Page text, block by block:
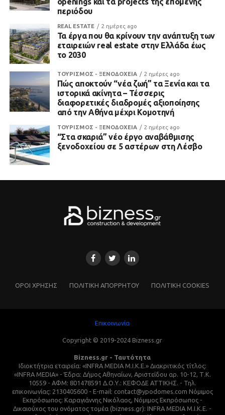
περιόδου
REAL ESTATE 2 ημέρες ago
Τα έργα που θα κρίνουν την ανάπτυξη των
εταιρειών real estate στην Ελλάδα έως
το 2030
ΤΟΥΡΙΣΜΟΣ - ΞΕΝΟΔΟΧΕΙΑ 2 ημέρες ago
Πώς αποκτούν “νέα ζωή” τα Ξενία και τα
ιστορικά ακίνητα – Τέσσερις
διαφορετικές διαδρομές αξιοποίησης
από την Αθήνα μέχρι Κομοτηνή
ΤΟΥΡΙΣΜΟΣ - ΞΕΝΟΔΟΧΕΙΑ 2 ημέρες ago
“Στα σκαριά” νέο έργο αναβάθμισης
ξενοδοχείου σε 5 αστέρων στη Λέσβο
ΌΡΟΙ ΧΡΗΣΗΣ ΠΟΛΙΤΙΚΗ ΑΠΟΡΡΗΤΟΥ ΠΟΛΙΤΙΚΗ COOKIES
Επικοινωνία
Copyright © 2019-2024 Bizness.gr
Bizness.gr - Ταυτότητα
Ιδιοκτήτρια εταιρεία: «INFRA MEDIA M.I.K.E.» Διακριτικός τίτλος:
«INFRA MEDIA» - Έδρα: Δήμος Αθηναίων, Αριστείδου αρ. 10-12, Τ.Κ.
10559 - ΑΦΜ: 801478591 Δ.Ο.Υ.: ΚΕΦΟΔΕ ΑΤΤΙΚΗΣ. - Τηλ.
επικοινωνίας: 2130405600 - E-mail: contact@ypodomes.com Νόμιμος
Εκπρόσωπος: Καραγιάννης Νικόλαος, Νόμιμος Εκπρόσωπος -
Δικαιούχος του ονόματος τομέα (bizness.gr): INFRA MEDIA M.I.K.E. -